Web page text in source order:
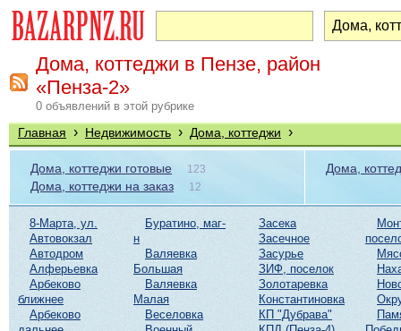
Дома, коттеджи в Пензе, район
«Пенза-2»
0 объявлений в этой рубрике
Главная › Недвижимость › Дома, коттеджи ›
Дома, коттеджи готовые 123
Дома, коттеджи на заказ 12
Дома,
8-Марта, ул.
Автовокзал
Автодром
Алферьевка
Арбеково
ближнее
Арбеково
Буратино, маг-
н
Валяевка
Большая
Валяевка
Малая
Веселовка
Засека
Засечное
Засурье
ЗИФ, поселок
Золотаревка
Константиновка
КП "Дубрава"